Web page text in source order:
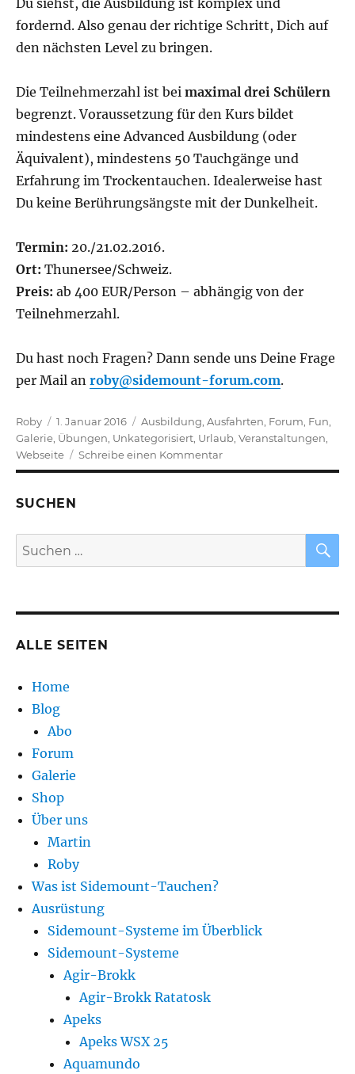
fordernd. Also genau der richtige Schritt, Dich auf
den nächsten Level zu bringen.
Die Teilnehmerzahl ist beimaximal drei Schülern
begrenzt. Voraussetzung für den Kurs bildet
mindestens eine Advanced Ausbildung (oder
Äquivalent), mindestens 50 Tauchgänge und
Erfahrung im Trockentauchen. Idealerweise hast
Du keine Berührungsängste mit der Dunkelheit.
Termin: 20./21.02.2016.
Ort: Thunersee/Schweiz.
Preis: ab 400 EUR/Person – abhängig von der
Teilnehmerzahl.
Du hast noch Fragen? Dann sende uns Deine Frage
per Mail anroby@sidemount-forum.com.
Autor
Roby
Veröffentlicht
am
1. Januar 2016 Kategorien
Ausbildung ,Ausfahrten Forum Fun
Galerie Übungen Unkategorisiert Urlaub ,Veranstaltungen
Webseite
Schreibe einen Kommentarzu
Sidemount
Starte
durch
SUCHEN
Suchen
nach:
ALLE SEITEN
Home
Blog
Abo
Forum
Galerie
Shop
Über uns
Martin
Roby
Was ist Sidemount-Tauchen?
Ausrüstung
Sidemount-Systeme im Überblick
Sidemount-Systeme
Agir-Brokk
Agir-Brokk Ratatosk
Apeks
Apeks WSX 25
Aquamundo